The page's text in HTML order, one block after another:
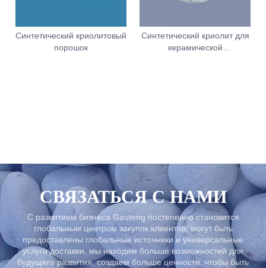
Синтетический криолитовый
порошок
Синтетический криолит для
керамической
СВЯЗАТЬСЯ С НАМИ
С развитием бизнеса Gaoteng постепенно становится
глобальным центром закупок клиентов, могут быть
предоставлены глобальные источники и универсальные
услуги доставки, мы находим больше возможностей для
будущего развития, создаем больше ценности, чтобы быть